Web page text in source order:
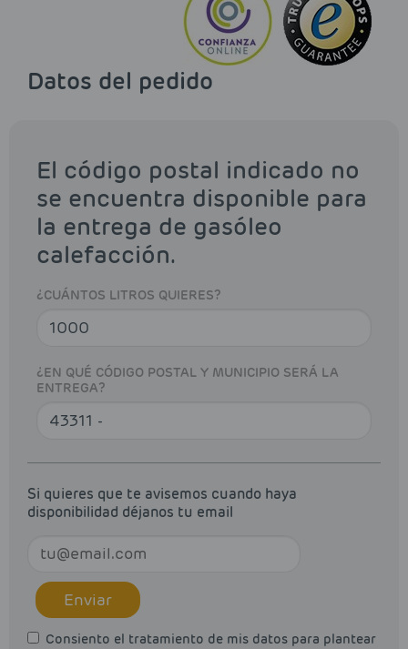
Datos del pedido
El código postal indicado no
se encuentra disponible para
la entrega de gasóleo
calefacción.
¿CUÁNTOS LITROS QUIERES?
¿EN QUÉ CÓDIGO POSTAL Y MUNICIPIO SERÁ LA
ENTREGA?
Si quieres que te avisemos cuando haya
disponibilidad déjanos tu email
Enviar
Consiento el tratamiento de mis datos para plantear